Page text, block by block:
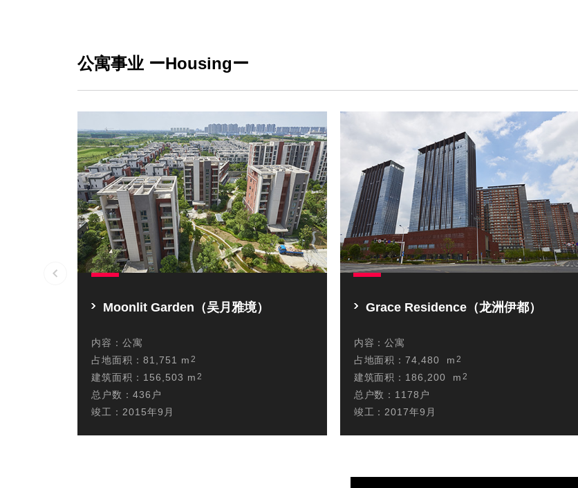
公寓事业 ーHousingー
Moonlit Garden（吴月雅境）
内容： 公寓
占地面积： 81,751 m 2
建筑面积： 156,503 m 2
总户数： 436户
竣工： 2015年9月
Grace Residence（龙洲伊都）
内容：公寓
占地面积：74,480 m 2
建筑面积： 186,200 m 2
总户数： 1178户
竣工： 2017年9月